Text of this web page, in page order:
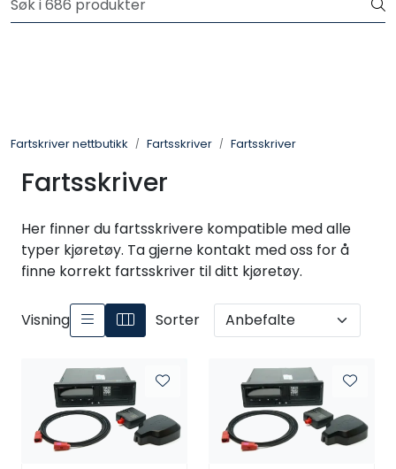
Skip to main content
Fartskriver nettbutikk Fartsskriver Fartsskriver
Fartsskriver
Her finner du fartsskrivere kompatible med alle
typer kjøretøy. Ta gjerne kontakt med oss for å
finne korrekt fartsskriver til ditt kjøretøy.
Visning Sorter
Petroteknisk
Ryggekamera